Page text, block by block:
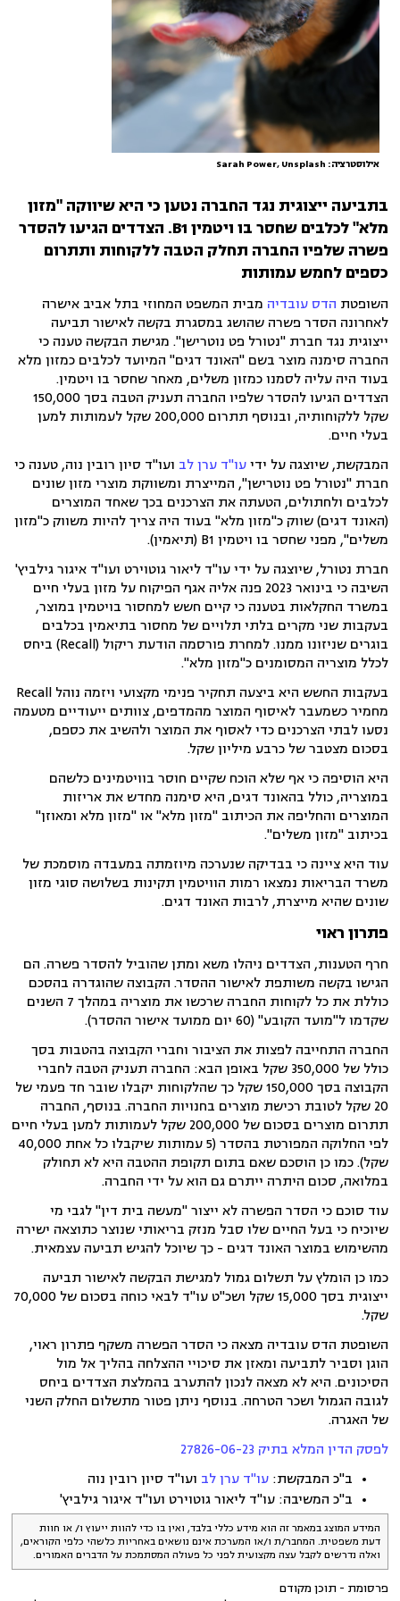
אילוסטרציה: Sarah Power, Unsplash
בתביעה ייצוגית נגד החברה נטען כי היא שיווקה "מזון
מלא" לכלבים שחסר בו ויטמין B1. הצדדים הגיעו להסדר
פשרה שלפיו החברה תחלק הטבה ללקוחות ותתרום
כספים לחמש עמותות
השופטת הדס עובדיה מבית המשפט המחוזי בתל אביב אישרה
לאחרונה הסדר פשרה שהושג במסגרת בקשה לאישור תביעה
ייצוגית נגד חברת "נטורל פט נוטרישן". מגישת הבקשה טענה כי
החברה סימנה מוצר בשם "האונד דגים" המיועד לכלבים כמזון מלא
בעוד היה עליה לסמנו כמזון משלים, מאחר שחסר בו ויטמין.
הצדדים הגיעו להסדר שלפיו החברה תעניק הטבה בסך 150,000
שקל ללקוחותיה, ובנוסף תתרום 200,000 שקל לעמותות למען
בעלי חיים.
המבקשת, שיוצגה על ידיעו"ד ערן לב ועו"ד סיון רובין נוה, טענה כי
חברת "נטורל פט נוטרישן", המייצרת ומשווקת מוצרי מזון שונים
לכלבים ולחתולים, הטעתה את הצרכנים בכך שאחד המוצרים
(האונד דגים) שווק כ"מזון מלא" בעוד היה צריך להיות משווק כ"מזון
משלים", מפני שחסר בו ויטמין B1 (תיאמין).
חברת נטורל, שיוצגה על ידי עו"ד ליאור גוטוירט ועו"ד איגור גילביץ'
השיבה כי
בינואר 2023 פנה אליה אגף הפיקוח על מזון בעלי חיים
במשרד החקלאות בטענה כי קיים חשש למחסור בויטמין במוצר,
בעקבות שני מקרים בלתי תלויים של מחסור בתיאמין בכלבים
בוגרים שניזונו ממנו. למחרת פורסמה הודעת ריקול (Recall) ביחס
לכלל מוצריה המסומנים כ"מזון מלא".
בעקבות החשש היא ביצעה תחקיר פנימי מקצועי ויזמה נוהל Recall
מחמיר כשמעבר לאיסוף המוצר מהמדפים, צוותים ייעודיים מטעמה
נסעו לבתי הצרכנים כדי לאסוף את המוצר ולהשיב את כספם,
בסכום מצטבר של כרבע מיליון שקל.
היא הוסיפה כי אף שלא הוכח שקיים חוסר בוויטמינים כלשהם
במוצריה, כולל בהאונד דגים, היא סימנה מחדש את אריזות
המוצרים והחליפה את הכיתוב "מזון מלא" או "מזון מלא ומאוזן"
בכיתוב "מזון משלים".
עוד היא ציינה כי בבדיקה שנערכה מיוזמתה במעבדה מוסמכת של
משרד הבריאות נמצאו רמות הוויטמין תקינות בשלושה סוגי מזון
שונים שהיא מייצרת, לרבות האונד דגים.
פתרון ראוי
חרף הטענות, הצדדים ניהלו משא ומתן שהוביל להסדר פשרה. הם
הגישו בקשה משותפת לאישור ההסדר. הקבוצה שהוגדרה בהסכם
כוללת את כל לקוחות החברה שרכשו את מוצריה במהלך 7 השנים
שקדמו ל"מועד הקובע" (60 יום ממועד אישור ההסדר).
החברה התחייבה לפצות את הציבור וחברי הקבוצה בהטבות בסך
כולל של 350,000 שקל באופן הבא: החברה תעניק הטבה לחברי
הקבוצה בסך 150,000 שקל כך שהלקוחות יקבלו שובר חד פעמי של
20 שקל לטובת רכישת מוצרים בחנויות החברה.
בנוסף, החברה
תתרום מוצרים בסכום של 200,000 שקל לעמותות למען בעלי חיים
לפי החלוקה המפורטת בהסדר (5 עמותות שיקבלו כל אחת 40,000
שקל). כמו כן הוסכם שאם בתום תקופת ההטבה היא לא תחולק
במלואה, סכום היתרה ייתרם גם הוא על ידי החברה.
עוד סוכם כי הסדר הפשרה לא ייצור "מעשה בית דין" לגבי מי
שיוכיח כי בעל החיים שלו סבל מנזק בריאותי שנוצר כתוצאה ישירה
מהשימוש במוצר האונד דגים - כך שיוכל להגיש תביעה עצמאית.
כמו כן הומלץ על תשלום גמול למגישת הבקשה לאישור תביעה
ייצוגית בסך 15,000 שקל ושכ"ט עו"ד לבאי כוחה בסכום של 70,000
שקל.
השופטת הדס עובדיה מצאה כי הסדר הפשרה משקף פתרון ראוי,
הוגן וסביר לתביעה ומאזן את סיכויי ההצלחה בהליך אל מול
הסיכונים. היא לא מצאה לנכון להתערב בהמלצת הצדדים ביחס
לגובה הגמול ושכר הטרחה. בנוסף ניתן פטור מתשלום החלק השני
של האגרה.
לפסק הדין המלא בתיק 27826-06-23
ב"כ המבקשת: עו"ד ערן לב ועו"ד סיון רובין נוה
ב"כ המשיבה: עו"ד ליאור גוטוירט ועו"ד איגור גילביץ'
המידע המוצג במאמר זה הוא מידע כללי בלבד, ואין בו כדי להוות ייעוץ ו/ או חוות
דעת משפטית. המחבר/ת ו/או המערכת אינם נושאים באחריות כלשהי כלפי הקוראים,
ואלה נדרשים לקבל עצה מקצועית לפני כל פעולה המסתמכת על הדברים האמורים.
פרסומת - תוכן מקודם